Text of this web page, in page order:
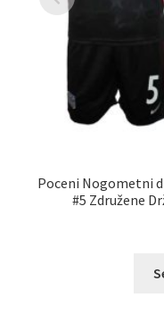
Poceni Nogometni
#5 Združene